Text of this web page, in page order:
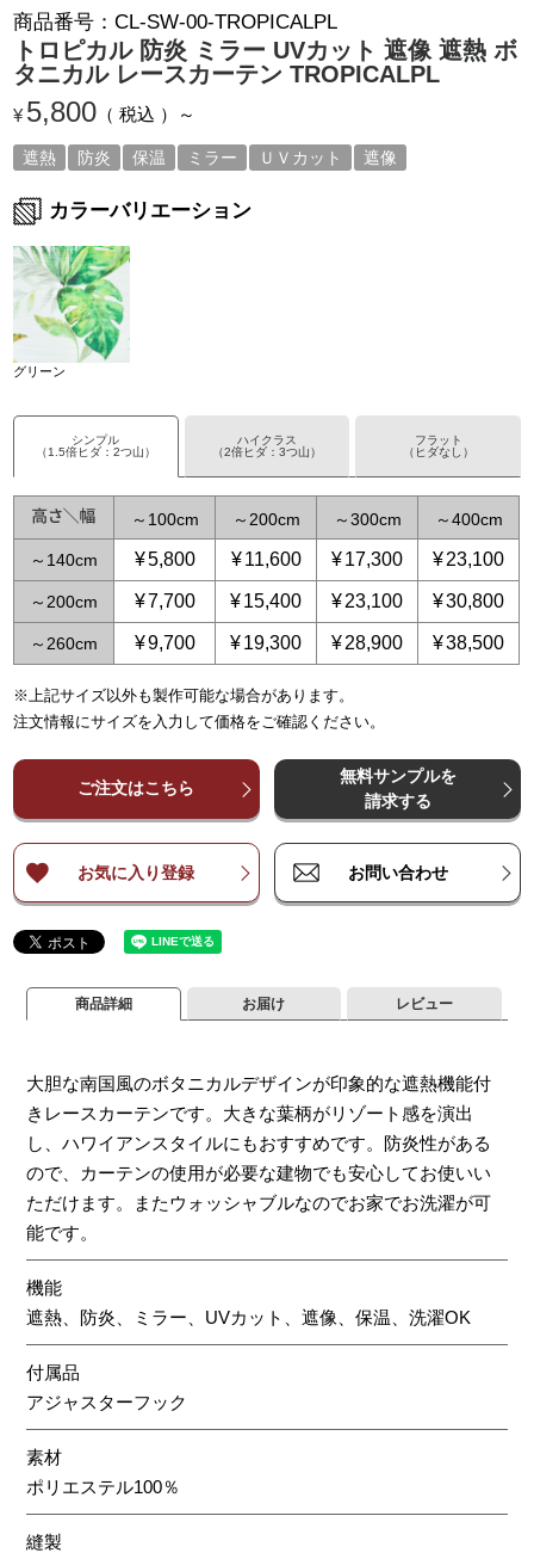
商品番号 CL-SW-00-TROPICALPL
トロピカル 防炎 ミラー UVカット 遮像 遮熱 ボ
タニカル レースカーテン TROPICALPL
¥ 5,800 税込
遮熱 防炎 保温 ミラー ＵＶカット 遮像
カラーバリエーション
グリーン
シンプル
（1.5倍ヒダ：2つ山）
～ 100 ～ 200 ～300 ～400
～ 140 ¥5,800 ¥11,600 ¥17,300 ¥23,100
～ 200 ¥7,700 ¥15,400 ¥23,100 ¥30,800
～ 260 ¥9,700 ¥19,300 ¥28,900 ¥38,500
ハイクラス
（2倍ヒダ：3つ山）
～65 ～ 150 ～225
¥7,700 15,400 23,100 ¥ 30,800 ¥
フラット
（ヒダなし）
～125 ～250 ～
¥7,700 15,400 ¥23,100 ¥ 30,800
※上記サイズ以外も製作可能な場合があります。
注文情報にサイズを入力して価格をご確認ください。
ご注文はこちら
無料サンプルを
請求する
お気に入り登録 お問い合わせ
商品詳細
大胆な南国風のボタニカルデザインが印象的な遮熱機能付
きレースカーテンです。大きな葉柄がリゾート感を演出
し、ハワイアンスタイルにもおすすめです。防炎性がある
ので、カーテンの使用が必要な建物でも安心してお使いい
ただけます。またウォッシャブルなのでお家でお洗濯が可
能です。
機能
遮熱、防炎、ミラー、UVカット、遮像、保温、洗濯OK
付属品
アジャスターフック
素材
ポリエステル100％
縫製
お届け レビュー